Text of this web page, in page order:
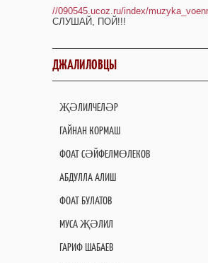
//090545.ucoz.ru/index/
СЛУШАЙ, ПОЙ!!!
ДЖАЛИЛОВЦЫ
ҖӘЛИЛЧЕЛӘР
ГАЙНАН КОРМАШ
ФОАТ СӘЙФЕЛМӨЛЕКОВ
АБДУЛЛА АЛИШ
ФОАТ БУЛАТОВ
МУСА ҖӘЛИЛ
ГАРИФ ШАБАЕВ